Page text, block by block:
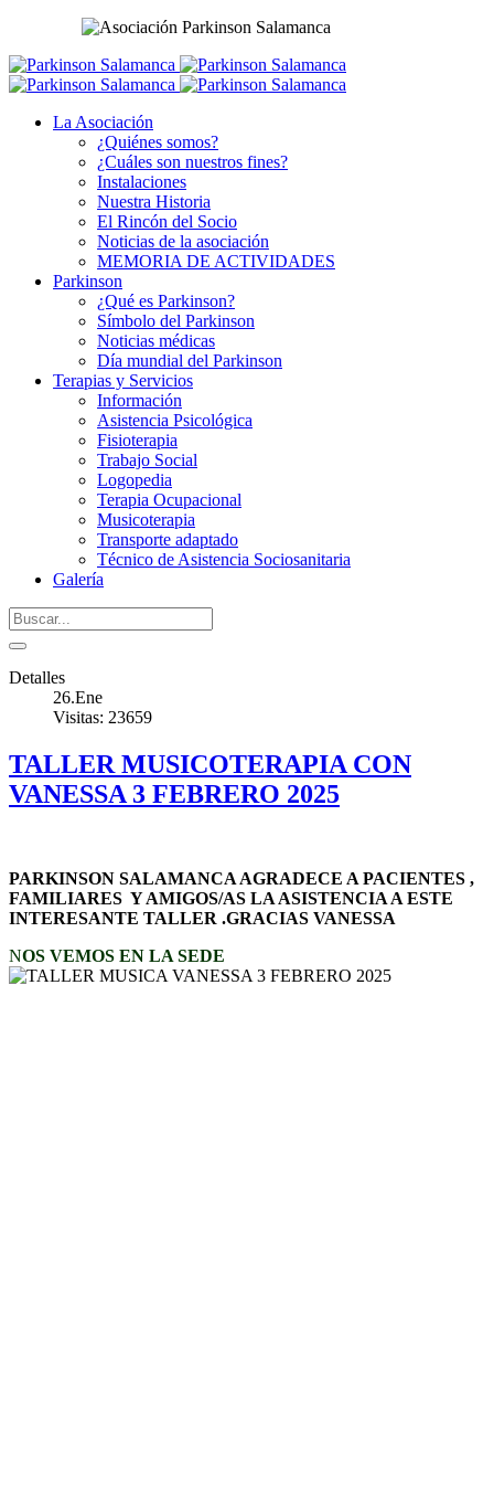
La Asociación
¿Quiénes somos?
¿Cuáles son nuestros fines?
Instalaciones
Nuestra Historia
El Rincón del Socio
Noticias de la asociación
MEMORIA DE ACTIVIDADES
Parkinson
¿Qué es Parkinson?
Símbolo del Parkinson
Noticias médicas
Día mundial del Parkinson
Terapias y Servicios
Información
Asistencia Psicológica
Fisioterapia
Trabajo Social
Logopedia
Terapia Ocupacional
Musicoterapia
Transporte adaptado
Técnico de Asistencia Sociosanitaria
Galería
Detalles
26.Ene
Visitas: 23659
TALLER MUSICOTERAPIA CON
VANESSA 3 FEBRERO 2025
PARKINSON SALAMANCA AGRADECE A PACIENTES ,
FAMILIARES Y AMIGOS/AS LA ASISTENCIA A ESTE
INTERESANTE TALLER .GRACIAS VANESSA
NOS VEMOS EN LA SEDE